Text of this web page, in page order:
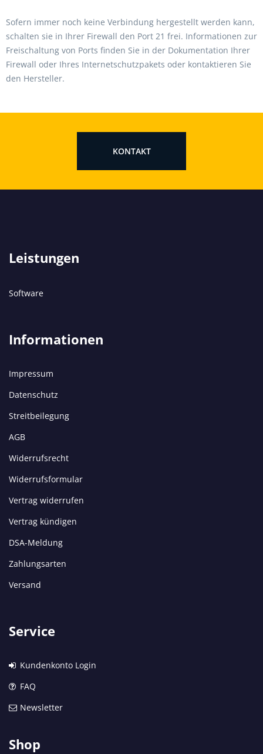
Sofern immer noch keine Verbindung hergestellt werden kann,
schalten sie in Ihrer Firewall den Port 21 frei. Informationen zur
Freischaltung von Ports finden Sie in der Dokumentation Ihrer
Firewall oder Ihres Internetschutzpakets oder kontaktieren Sie
den Hersteller.
KONTAKT
Leistungen
Software
Informationen
Impressum
Datenschutz
Streitbeilegung
AGB
Widerrufsrecht
Widerrufsformular
Vertrag widerrufen
Vertrag kündigen
DSA-Meldung
Zahlungsarten
Versand
Service
Kundenkonto Login
FAQ
Newsletter
Shop